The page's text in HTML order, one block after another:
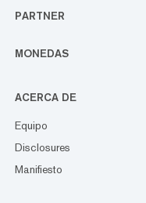
PARTNER
MONEDAS
ACERCA DE
Equipo
Disclosures
Manifiesto